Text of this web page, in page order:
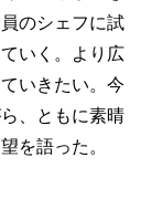
のシェフに試
いく。より広
いきたい。今
、ともに素晴
を語った。